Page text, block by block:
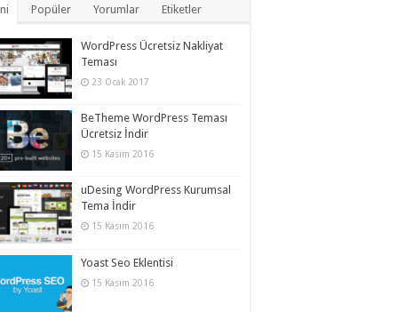
Popüler Yorumlar Etiketler
WordPress Ücretsiz Nakliyat
Teması
23 Ocak 2017
BeTheme WordPress Teması
Ücretsiz İndir
15 Kasım 2016
uDesing WordPress Kurumsal
Tema İndir
15 Kasım 2016
Yoast Seo Eklentisi
15 Kasım 2016